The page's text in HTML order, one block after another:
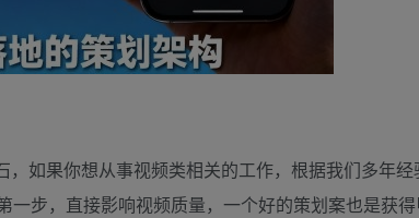
如果你想从事视频类相关的工作，根据我们多年
步，直接影响视频质量，一个好的策划案也是获